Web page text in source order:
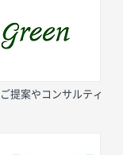
提案やコンサルティ